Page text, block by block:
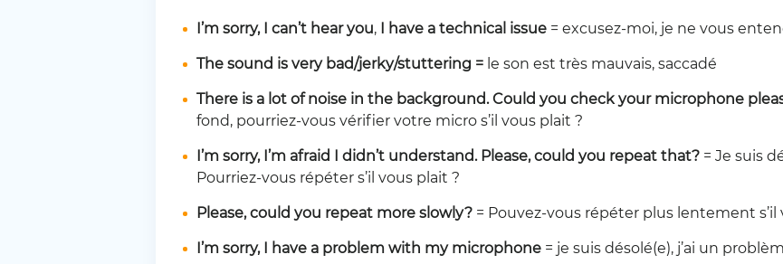
I’m sorry, I can’t hear you, I have a technical issue = excusez-moi, je ne vous
The sound is very bad/jerky/stuttering = le son est très mauvais, saccadé
There is a lot of noise in the background. Could you check your microphone
fond, pourriez-vous vérifier votre micro s’il vous plait ?
I’m sorry, I’m afraid I didn’t understand. Please, could you repeat that? = Je suis
Pourriez-vous répéter s’il vous plait ?
Please, could you repeat more slowly? = Pouvez-vous répéter plus lentement s’il
I’m sorry, I have a problem with my microphone = je suis désolé(e), j’ai un